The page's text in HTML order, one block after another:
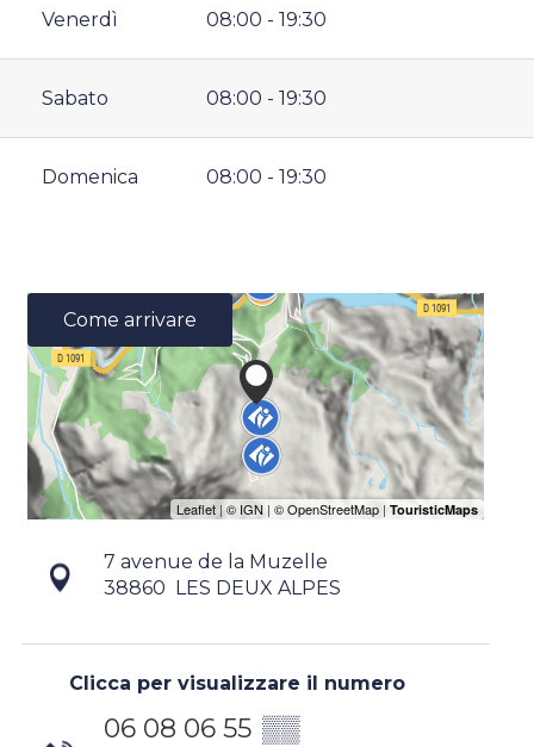
Venerdì 08:00 - 19:30
Sabato 08:00 - 19:30
Domenica 08:00 - 19:30
Come arrivare
7 avenue de la Muzelle
38860
LES DEUX ALPES
Clicca per visualizzare il numero
06 08 06 55 ▒▒